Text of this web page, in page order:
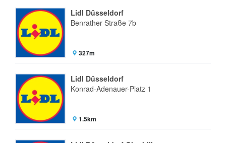
Lidl Düsseldorf
Benrather Straße 7b
327m
Lidl Düsseldorf
Konrad-Adenauer-Platz 1
1.5km